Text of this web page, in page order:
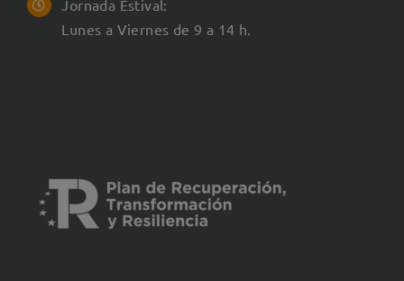
Jornada Estival:
Lunes a Viernes de 9 a 14 h.